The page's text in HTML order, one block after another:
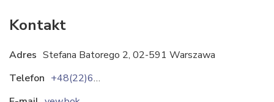
Kontakt
Adres Stefana Batorego 2, 02-591 Warszawa
Telefon
+48(22)6585000